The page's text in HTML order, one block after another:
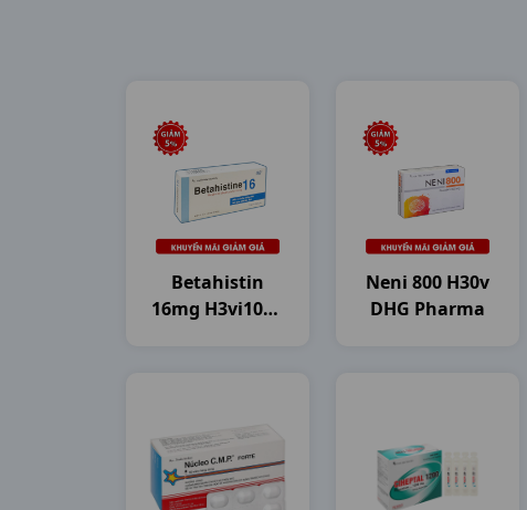
Betahistin
16mg H3vi10vn
Neni 800 H30v
DHG Pharma